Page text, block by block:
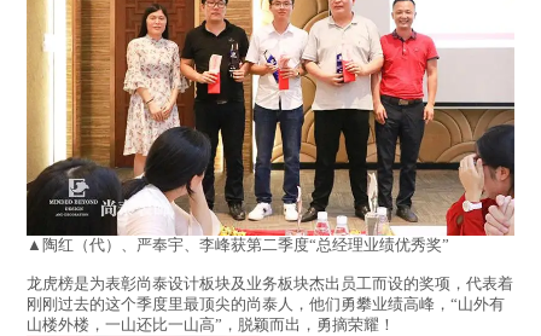
▲陶红（代）、严奉宇、李峰获第二季度“总经理业绩优秀奖”
龙虎榜是为表彰尚泰设计板块及业务板块杰出员工而设的奖项，代表着
刚刚过去的这个季度里最顶尖的尚泰人，他们勇攀业绩高峰，“山外有
山楼外楼，一山还比一山高”，脱颖而出，勇摘荣耀！